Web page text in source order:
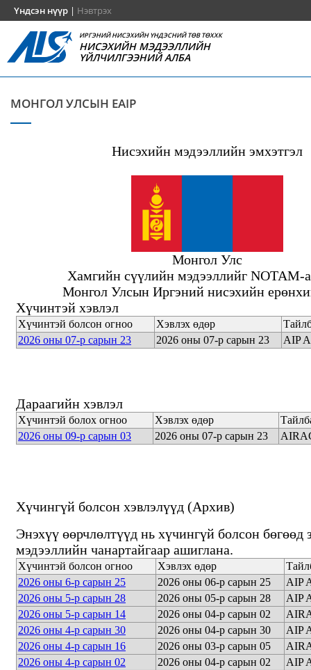
Үндсэн нүүр | Нэвтрэх
ИРГЭНИЙ НИСЭХИЙН ҮНДЭСНИЙ ТӨВ ТӨХХК
НИСЭХИЙН МЭДЭЭЛЛИЙН
ҮЙЛЧИЛГЭЭНИЙ АЛБА
МОНГОЛ УЛСЫН EAIP